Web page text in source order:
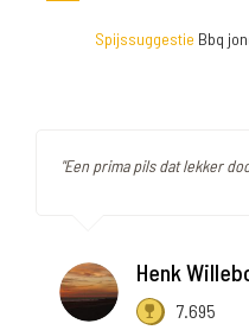
Spijssuggestie Bbq
"Een prima pils dat lekker
Henk
7.695